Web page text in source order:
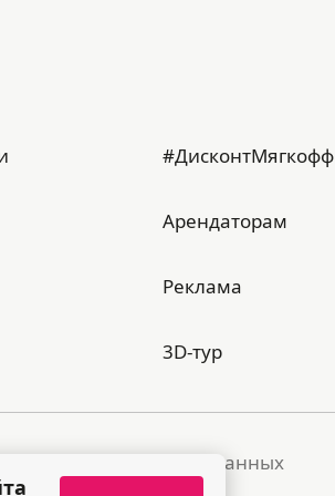
#ДисконтМягкофф
Арендаторам
Реклама
3D-тур
персональных данных